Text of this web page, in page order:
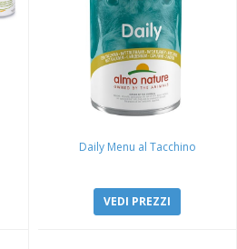
Daily Menu al Tacchino
VEDI PREZZI